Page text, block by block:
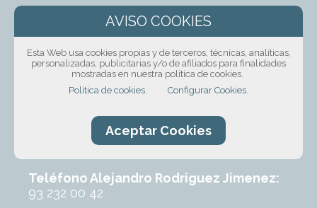
¡Solicita presupuesto
sin compromiso!
Ponte en contacto con nosotros mediante
nuestro formulario, por teléfono o correo
sobre el trabajo que requeres podremos
ofrecerte un primer presupuesto sin
ningún compromiso.
Teléfono Alejandro Rodriguez Jimenez:
93 232 00 42
Esta Web usa cookies propias y de terceros, técnicas, analíticas,
personalizadas, publicitarias y/o de afiliados para finalidades
mostradas en nuestra política de cookies.
Política de cookies.
Configurar Cookies.
Aceptar Cookies